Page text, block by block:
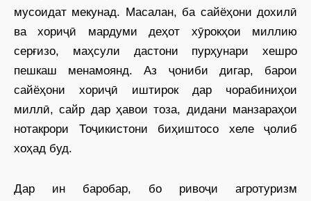
мусоидат мекунад. Масалан, ба сайёҳони дохилӣ
ва хориҷӣ мардуми деҳот хӯрокҳои миллию
серғизо, маҳсули дастони пурҳунари хешро
пешкаш менамоянд. Аз ҷониби дигар, барои
сайёҳони хориҷӣ иштирок дар чорабиниҳои
миллӣ, сайр дар ҳавои тоза, дидани манзараҳои
нотакрори Тоҷикистони биҳиштосо хеле ҷолиб
хоҳад буд.
Дар ин баробар, бо ривоҷи агротуризм